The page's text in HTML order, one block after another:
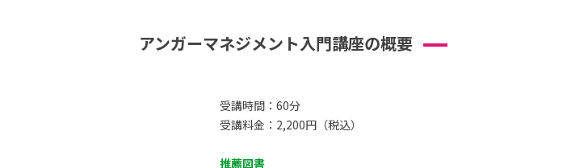
アンガーマネジメント入門講座の概要
受講時間：60分
受講料金：2,200円（税込）
推薦図書